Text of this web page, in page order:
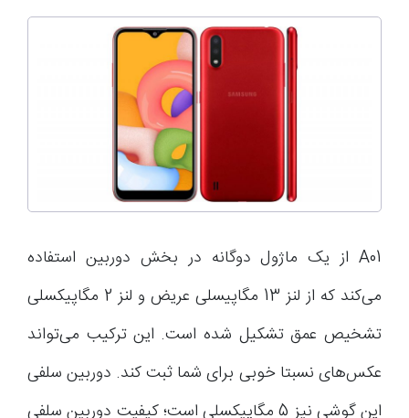
A01 از یک ماژول دو‌گانه در بخش دوربین استفاده
می‌کند که از لنز 13 مگاپیسلی عریض و لنز 2 مگاپیکسلی
تشخیص عمق تشکیل شده است. این ترکیب‌ می‌تواند
عکس‌های نسبتا خوبی برای شما ثبت کند. دوربین سلفی
این گوشی نیز 5 مگاپیکسلی است؛ کیفیت دوربین سلفی